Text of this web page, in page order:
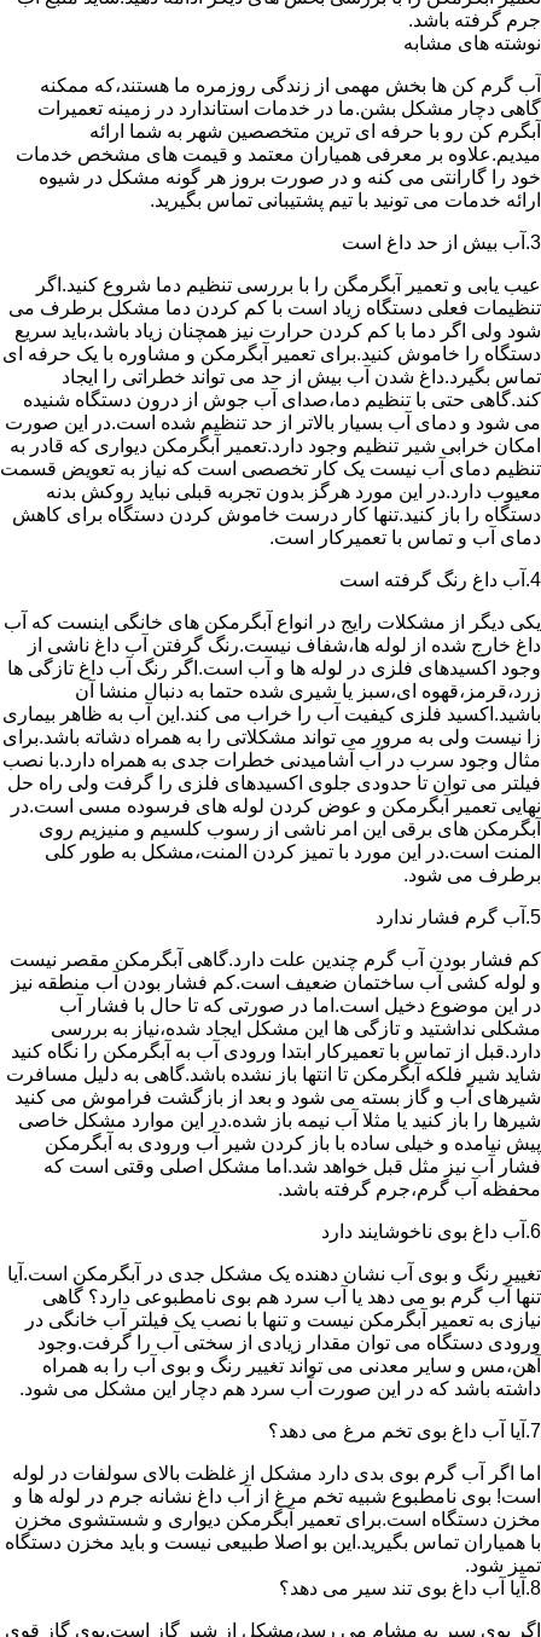
جرم گرفته باشد.
نوشته های مشابه
آب گرم کن ها بخش مهمی از زندگی روزمره ما هستند،که ممکنه
گاهی دچار مشکل بشن.ما در خدمات استاندارد در زمینه تعمیرات
آبگرم کن رو با حرفه ای ترین متخصصین شهر به شما ارائه
میدیم.علاوه بر معرفی همیاران معتمد و قیمت های مشخص خدمات
خود را گارانتی می کنه و در صورت بروز هر گونه مشکل در شیوه
ارائه خدمات می تونید با تیم پشتیبانی تماس بگیرید.
3.آب بیش از حد داغ است
عیب یابی و تعمیر آبگرمگن را با بررسی تنظیم دما شروع کنید.اگر
تنظیمات فعلی دستگاه زیاد است با کم کردن دما مشکل برطرف می
شود ولی اگر دما با کم کردن حرارت نیز همچنان زیاد باشد،باید سریع
دستگاه را خاموش کنید.برای تعمیر آبگرمکن و مشاوره با یک حرفه ای
تماس بگیرد.داغ شدن آب بیش از حد می تواند خطراتی را ایجاد
کند.گاهی حتی با تنظیم دما،صدای آب جوش از درون دستگاه شنیده
می شود و دمای آب بسیار بالاتر از حد تنظیم شده است.در این صورت
امکان خرابی شیر تنظیم وجود دارد.تعمیر آبگرمکن دیواری که قادر به
تنظیم دمای آب نیست یک کار تخصصی است که نیاز به تعویض قسمت
معیوب دارد.در این مورد هرگز بدون تجربه قبلی نباید روکش بدنه
دستگاه را باز کنید.تنها کار درست خاموش کردن دستگاه برای کاهش
دمای آب و تماس با تعمیرکار است.
4.آب داغ رنگ گرفته است
یکی دیگر از مشکلات رایج در انواع آبگرمکن های خانگی اینست که آب
داغ خارج شده از لوله ها،شفاف نیست.رنگ گرفتن آب داغ ناشی از
وجود اکسیدهای فلزی در لوله ها و آب است.اگر رنگ آب داغ تازگی ها
زرد،قرمز،قهوه ای،سبز یا شیری شده حتما به دنبال منشا آن
باشید.اکسید فلزی کیفیت آب را خراب می کند.این آب به ظاهر بیماری
زا نیست ولی به مرور می تواند مشکلاتی را به همراه دشاته باشد.برای
مثال وجود سرب در آب آشامیدنی خطرات جدی به همراه دارد.با نصب
فیلتر می توان تا حدودی جلوی اکسیدهای فلزی را گرفت ولی راه حل
نهایی تعمیر آبگرمکن و عوض کردن لوله های فرسوده مسی است.در
آبگرمکن های برقی این امر ناشی از رسوب کلسیم و منیزیم روی
المنت است.در این مورد با تمیز کردن المنت،مشکل به طور کلی
برطرف می شود.
5.آب گرم فشار ندارد
کم فشار بودن آب گرم چندین علت دارد.گاهی آبگرمکن مقصر نیست
و لوله کشی آب ساختمان ضعیف است.کم فشار بودن آب منطقه نیز
در این موضوع دخیل است.اما در صورتی که تا حال با فشار آب
مشکلی نداشتید و تازگی ها این مشکل ایجاد شده،نیاز به بررسی
دارد.قبل از تماس با تعمیرکار ابتدا ورودی آب به آبگرمکن را نگاه کنید
شاید شیر فلکه آبگرمکن تا انتها باز نشده باشد.گاهی به دلیل مسافرت
شیرهای آب و گاز بسته می شود و بعد از بازگشت فراموش می کنید
شیرها را باز کنید یا مثلا آب نیمه باز شده.در این موارد مشکل خاصی
پیش نیامده و خیلی ساده با باز کردن شیر آب ورودی به آبگرمکن
فشار آب نیز مثل قبل خواهد شد.اما مشکل اصلی وقتی است که
محفظه آب گرم،جرم گرفته باشد.
6.آب داغ بوی ناخوشایند دارد
تغییر رنگ و بوی آب نشان دهنده یک مشکل جدی در آبگرمکن است.آیا
تنها آب گرم بو می دهد یا آب سرد هم بوی نامطبوعی دارد؟ گاهی
نیازی به تعمیر آبگرمکن نیست و تنها با نصب یک فیلتر آب خانگی در
ورودی دستگاه می توان مقدار زیادی از سختی آب را گرفت.وجود
آهن،مس و سایر معدنی می تواند تغییر رنگ و بوی آب را به همراه
داشته باشد که در این صورت آب سرد هم دچار این مشکل می شود.
7.آیا آب داغ بوی تخم مرغ می دهد؟
اما اگر آب گرم بوی بدی دارد مشکل از غلظت بالای سولفات در لوله
است! بوی نامطبوع شبیه تخم مرغ از آب داغ نشانه جرم در لوله ها و
مخزن دستگاه است.برای تعمیر آبگرمکن دیواری و شستشوی مخزن
با همیاران تماس بگیرید.این بو اصلا طبیعی نیست و باید مخزن دستگاه
تمیز شود.
8.آیا آب داغ بوی تند سیر می دهد؟
اگر بوی سیر به مشام می رسد،مشکل از شیر گاز است.بوی گاز قوی